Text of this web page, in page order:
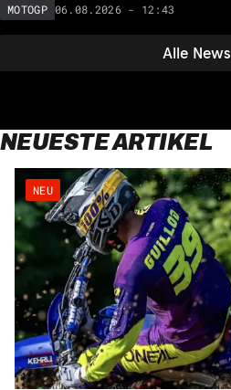
Alle News
MOTOGP 06.08.2026 - 12:43
NEUESTE ARTIKEL
NEU